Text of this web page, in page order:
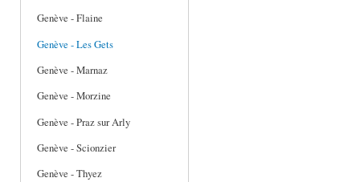
Genève - Flaine
Genève - Les Gets
Genève - Marnaz
Genève - Morzine
Genève - Praz sur Arly
Genève - Scionzier
Genève - Thyez